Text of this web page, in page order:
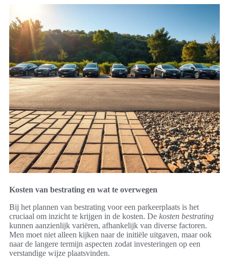
Kosten van bestrating en wat te overwegen
Bij het plannen van bestrating voor een parkeerplaats is het
cruciaal om inzicht te krijgen in de kosten. De kosten bestrating
kunnen aanzienlijk variëren, afhankelijk van diverse factoren.
Men moet niet alleen kijken naar de initiële uitgaven, maar ook
naar de langere termijn aspecten zodat investeringen op een
verstandige wijze plaatsvinden.